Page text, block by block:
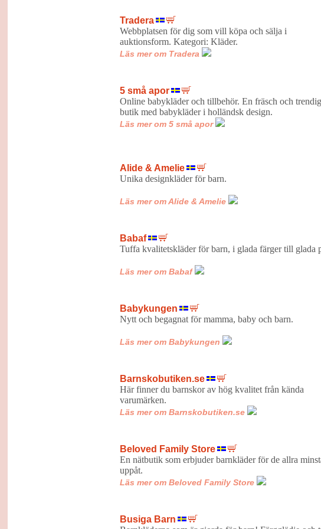
Tradera
Webbplatsen för dig som vill köpa och sälja i
auktionsform. Kategori: Kläder.
Läs mer om Tradera
5 små apor
Online babykläder och tillbehör. En fräsch och
butik med babykläder i holländsk design.
Läs mer om 5 små apor
Alide & Amelie
Unika designkläder för
Läs mer om Alide & Amelie
Babaf
Tuffa kvalitetskläder för barn, i glada färger till
Läs mer om Babaf
Babykungen
Nytt och begagnat för mamma, baby och
Läs mer om Babykungen
Barnskobutiken.se
Här finner du barnskor av hög kvalitet från kända
varumärken.
Läs mer om Barnskobutiken.se
Beloved Family Store
En nätbutik som erbjuder barnkläder för de allra
uppåt.
Läs mer om Beloved Family Store
Busiga Barn